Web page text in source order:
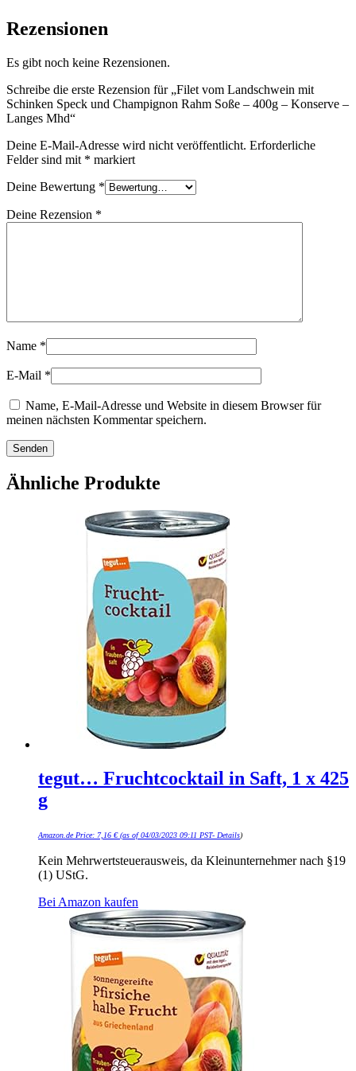
Rezensionen
Es gibt noch keine Rezensionen.
Schreibe die erste Rezension für „Filet vom Landschwein mit
Schinken Speck und Champignon Rahm Soße – 400g – Konserve –
Langes Mhd“
Deine E-Mail-Adresse wird nicht veröffentlicht. Erforderliche
Felder sind mit * markiert
Deine Bewertung *
Deine Rezension *
Name *
E-Mail *
Name, E-Mail-Adresse und Website in diesem Browser für
meinen nächsten Kommentar speichern.
Ähnliche Produkte
tegut… Fruchtcocktail in Saft, 1 x 425
g
Amazon.de Price: 7,16 €(as of 04/03/2023 09:11 PST- Details)
Kein Mehrwertsteuerausweis, da Kleinunternehmer nach §19
(1) UStG.
Bei Amazon kaufen